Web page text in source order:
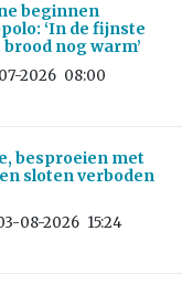
beginnen
‘In de fijnste
nog warm’
2026 08:00
besproeien met
sloten verboden
08-2026 15:24